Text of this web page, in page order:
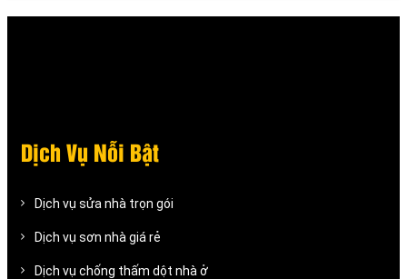
Dịch Vụ Nỗi Bật
Dịch vụ sửa nhà trọn gói
Dịch vụ sơn nhà giá rẻ
Dịch vụ chống thấm dột nhà ở